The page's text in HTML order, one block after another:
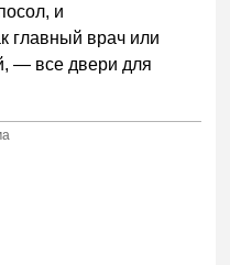
и
главный врач или
— все двери для